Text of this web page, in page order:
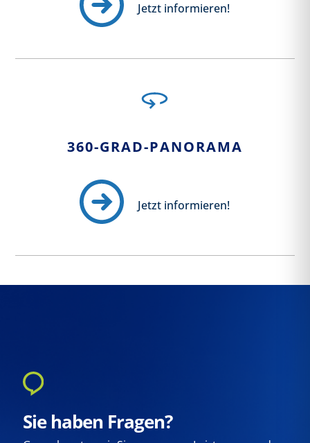
Jetzt informieren!
360-GRAD-PANORAMA
Jetzt informieren!
Sie haben Fragen?